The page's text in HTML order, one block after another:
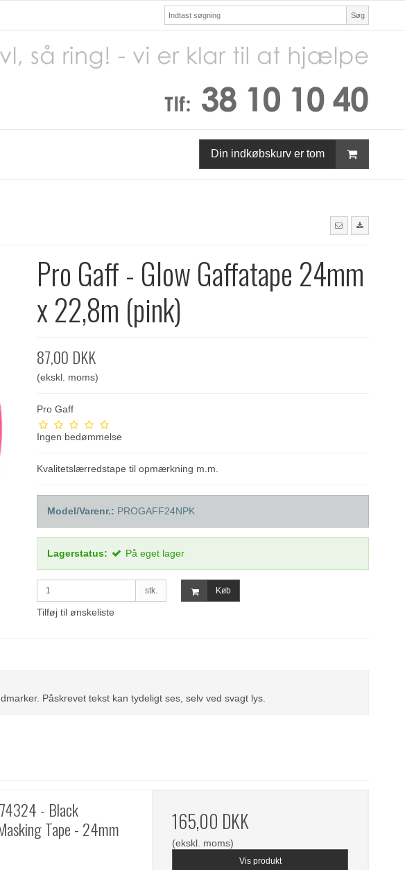
Søg
Din indkøbskurv er tom
Pro Gaff - Glow Gaffatape 24mm
x 22,8m (pink)
87,00 DKK
(ekskl. moms)
Pro Gaff
Ingen bedømmelse
Kvalitetslærredstape til opmærkning m.m.
Model/Varenr.: PROGAFF24NPK
Lagerstatus: På eget lager
stk. Køb
Tilføj til ønskeliste
Påskrevet tekst kan tydeligt ses, selv ved svagt lys.
- Black
Tape - 24mm
165,00 DKK
(ekskl. moms)
Vis produkt